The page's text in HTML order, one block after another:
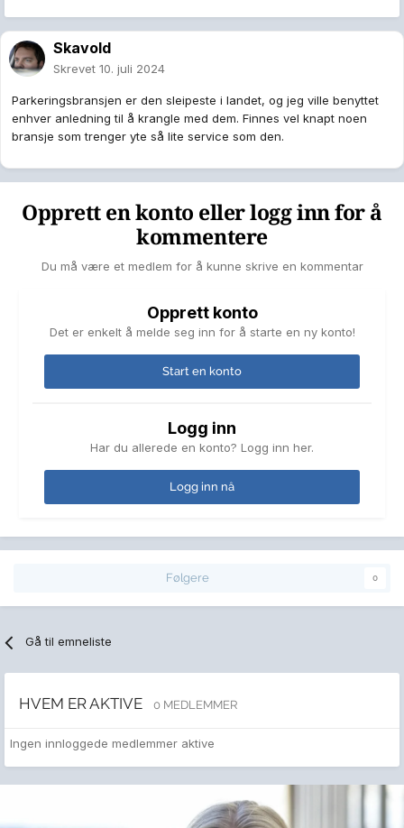
Skavold
Skrevet 10. juli 2024
Parkeringsbransjen er den sleipeste i landet, og jeg ville benyttet
enhver anledning til å krangle med dem. Finnes vel knapt noen
bransje som trenger yte så lite service som den.
Opprett en konto eller logg inn for å
kommentere
Du må være et medlem for å kunne skrive en kommentar
Opprett konto
Det er enkelt å melde seg inn for å starte en ny konto!
Start en konto
Logg inn
Har du allerede en konto? Logg inn her.
Logg inn nå
Følgere 0
Gå til emneliste
HVEM ER AKTIVE 0 MEDLEMMER
Ingen innloggede medlemmer aktive